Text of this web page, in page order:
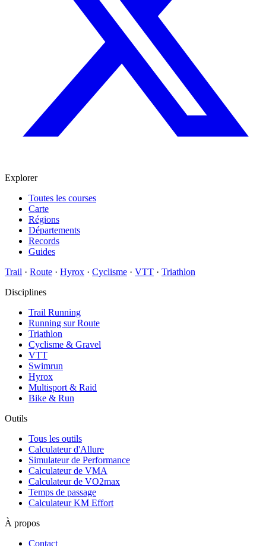
Explorer
Toutes les courses
Carte
Régions
Départements
Records
Guides
Trail · Route · Hyrox · Cyclisme · VTT · Triathlon
Disciplines
Trail Running
Running sur Route
Triathlon
Cyclisme & Gravel
VTT
Swimrun
Hyrox
Multisport & Raid
Bike & Run
Outils
Tous les outils
Calculateur d'Allure
Simulateur de Performance
Calculateur de VMA
Calculateur de VO2max
Temps de passage
Calculateur KM Effort
À propos
Contact